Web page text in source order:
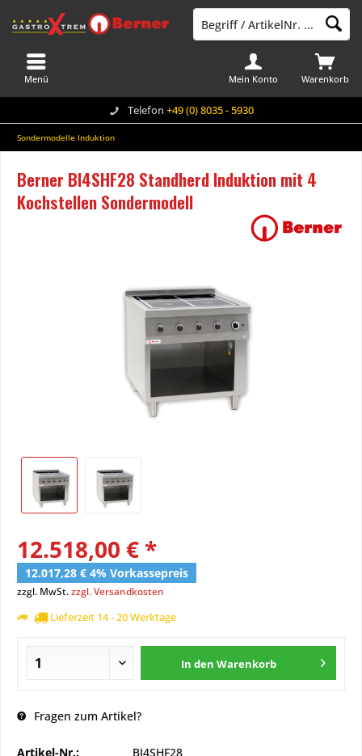
Telefon +49 (0) 8035 - 5930
Warenkorb
Mein Konto
Menü
Sondermodelle Induktion
Berner BI4SHF28 Standherd Induktion mit 4
Kochstellen Sondermodell
12.518,00 € *
12.017,28 € 4% Vorkassepreis
zzgl. MwSt.zzgl. Versandkosten
Lieferzeit 14 - 20 Werktage
In den Warenkorb
Fragen zum Artikel?
Artikel-Nr.: BI4SHF28